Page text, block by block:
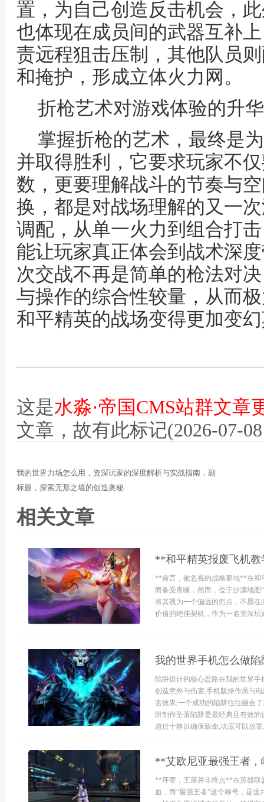
置，为自己创造反击机会，
也体现在成员间的武器互补
责远程狙击压制，其他队员
和掩护，形成立体火力网。
折枪艺术对游戏体验的升华
掌握折枪的艺术，最终是
并取得胜利，它要求玩家不
数，更要理解战斗的节奏与
换，都是对战场理解的又一
调配，从单一火力到组合打
能让玩家真正体会到战术深
次交战不再是简单的枪法对
与操作的综合性较量，从而
和平精英的战场变得更加变
这是水淼·帝国CMS站群文章
文章，故有此标记(2026-07-
我的世界力场怎么用，资深玩家的深度解析与实战指南，副
标题，探索无形之墙的创造奥秘
相关文章
**和平精英报废飞机
**前言，被忽视的战略要地**在和
而备受青睐，然而，位于沙漠地
将其视为一个偏远的穷点，不愿
价值的绝佳契机，作为一名资深玩
我的世界手机怎么做
陷阱设计的核心思路在我的世界
创造意外与伤害,手机版操作虽与
害效果,一个成功的陷阱往往融合
阱制作坠落陷阱是最经典且有效
超过十格以确保致命,坑底可以放置
**艾欧尼亚最强王者
**序章，王座并非终点**在英雄联
血，而“最强王者”这个称号，是